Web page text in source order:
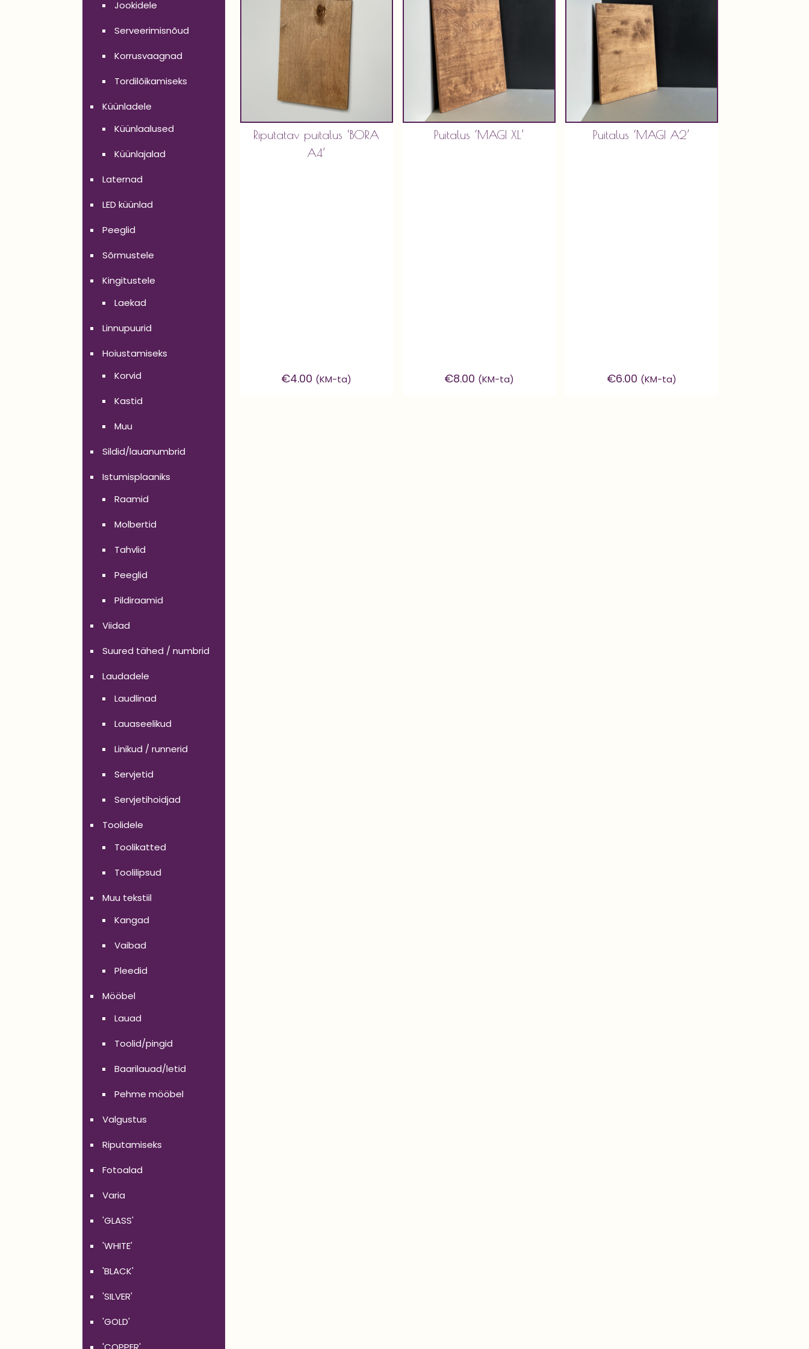
Riputatav puitalus ‘BORA
A4’
€4.00 (KM-ta)
Puitalus ‘MAGI XL’
€8.00 (KM-ta)
Puitalus ‘MAGI A2’
€6.00 (KM-ta)
Jookidele
Serveerimisnõud
Korrusvaagnad
Tordilõikamiseks
Küünladele
Küünlaalused
Küünlajalad
Laternad
LED küünlad
Peeglid
Sõrmustele
Kingitustele
Laekad
Linnupuurid
Hoiustamiseks
Korvid
Kastid
Muu
Sildid/lauanumbrid
Istumisplaaniks
Raamid
Molbertid
Tahvlid
Peeglid
Pildiraamid
Viidad
Suured tähed / numbrid
Laudadele
Laudlinad
Lauaseelikud
Linikud / runnerid
Servjetid
Servjetihoidjad
Toolidele
Toolikatted
Toolilipsud
Muu tekstiil
Kangad
Vaibad
Pleedid
Mööbel
Lauad
Toolid/pingid
Baarilauad/letid
Pehme mööbel
Valgustus
Riputamiseks
Fotoalad
Varia
'GLASS'
'WHITE'
'BLACK'
'SILVER'
'GOLD'